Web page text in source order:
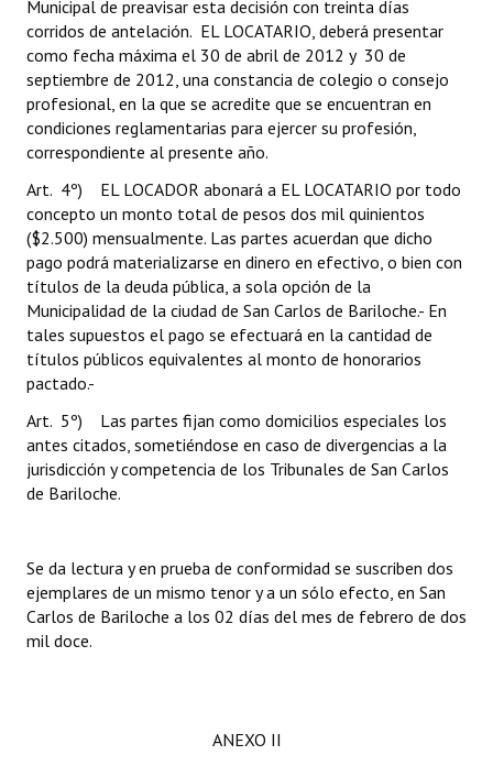
Municipal de preavisar esta decisión con treinta días
corridos de antelación. EL LOCATARIO, deberá presentar
como fecha máxima el 30 de abril de 2012 y 30 de
septiembre de 2012, una constancia de colegio o consejo
profesional, en la que se acredite que se encuentran en
condiciones reglamentarias para ejercer su profesión,
correspondiente al presente año.
Art. 4º) EL LOCADOR abonará a EL LOCATARIO por todo
concepto un monto total de pesos dos mil quinientos
($2.500) mensualmente. Las partes acuerdan que dicho
pago podrá materializarse en dinero en efectivo, o bien con
títulos de la deuda pública, a sola opción de la
Municipalidad de la ciudad de San Carlos de Bariloche.- En
tales supuestos el pago se efectuará en la cantidad de
títulos públicos equivalentes al monto de honorarios
pactado.-
Art. 5º) Las partes fijan como domicilios especiales los
antes citados, sometiéndose en caso de divergencias a la
jurisdicción y competencia de los Tribunales de San Carlos
de Bariloche.
Se da lectura y en prueba de conformidad se suscriben dos
ejemplares de un mismo tenor y a un sólo efecto, en San
Carlos de Bariloche a los 02 días del mes de febrero de dos
mil doce.
ANEXO II